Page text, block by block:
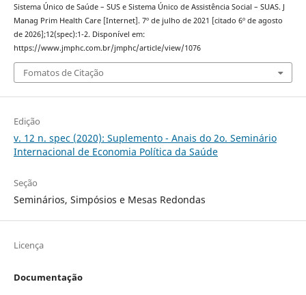
Sistema Único de Saúde – SUS e Sistema Único de Assistência Social – SUAS. J
Manag Prim Health Care [Internet]. 7º de julho de 2021 [citado 6º de agosto
de 2026];12(spec):1-2. Disponível em:
https://www.jmphc.com.br/jmphc/article/view/1076
Fomatos de Citação
Edição
v. 12 n. spec (2020): Suplemento - Anais do 2o. Seminário
Internacional de Economia Política da Saúde
Seção
Seminários, Simpósios e Mesas Redondas
Licença
Documentação